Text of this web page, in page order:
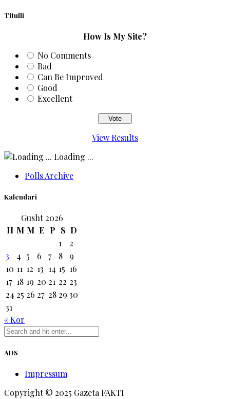
Titulli
How Is My Site?
No Comments
Bad
Can Be Improved
Good
Excellent
View Results
Loading ...
Polls Archive
Kalendari
Gusht 2026
H M M E P S D
1
2
3
4 5 6 7 8
9
10 11 12 13 14 15 16
17 18 19 20 21 22 23
24 25 26 27 28 29 30
31
« Kor
ADS
Impressum
Copyright © 2025 Gazeta FAKTI